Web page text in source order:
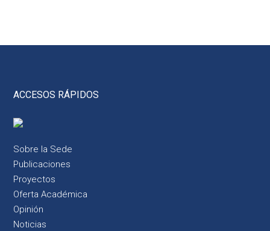
ACCESOS RÁPIDOS
Sobre la Sede
Publicaciones
Proyectos
Oferta Académica
Opinión
Noticias